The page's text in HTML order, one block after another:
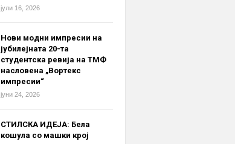
јули 16, 2026
Нови модни импресии на
јубилејната 20-та
студентска ревија на ТМФ
насловена „Вортекс
импресии“
јуни 24, 2026
СТИЛСКА ИДЕЈА: Бела
кошула со машки крој